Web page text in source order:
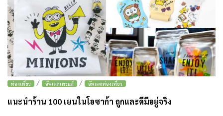
ท่องเที่ยว / อัพเดตเทรนด์ / อัพเดตท่องเที่ยว
แนะนำร้าน 100 เยนในโอซาก้า ถูกและดีมีอยู่จริง